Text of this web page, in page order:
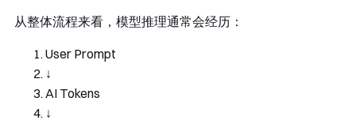
从整体流程来看，模型推理通常会经历：
User Prompt
↓
AI Tokens
↓